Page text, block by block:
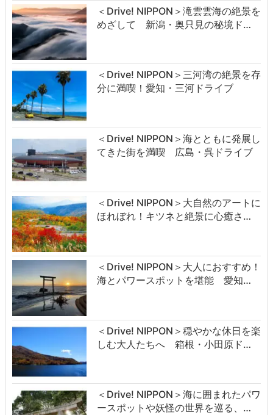
＜Drive! NIPPON＞滝雲雲海の絶景を
めざして 新潟・奥只見の秘境ド…
＜Drive! NIPPON＞三河湾の絶景を存
分に満喫！愛知・三河ドライブ
＜Drive! NIPPON＞海とともに発展し
てきた街を満喫 広島・呉ドライブ
＜Drive! NIPPON＞大自然のアートに
ほれぼれ！キツネと絶景に心癒さ…
＜Drive! NIPPON＞大人におすすめ！
海とパワースポットを堪能 愛知…
＜Drive! NIPPON＞穏やかな休日を楽
しむ大人たちへ 箱根・小田原ド…
＜Drive! NIPPON＞海に囲まれたパワ
ースポットや妖怪の世界を巡る、…